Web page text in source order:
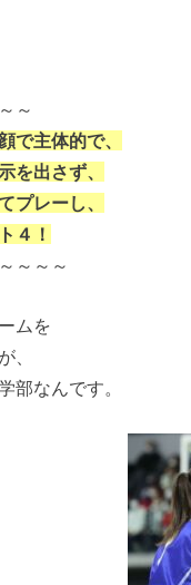
～
で主体的で、
を出さず、
プレーし、
４！
～～～
ムを
、
部なんです。